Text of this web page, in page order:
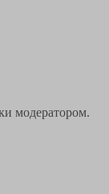
модератором.